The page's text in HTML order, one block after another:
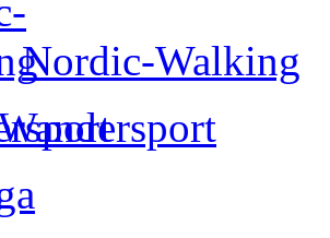
Nordic-Walking